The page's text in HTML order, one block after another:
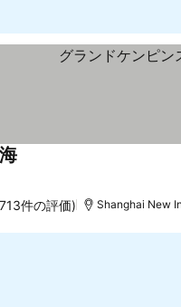
料金を表示
件の評価) Shanghai New